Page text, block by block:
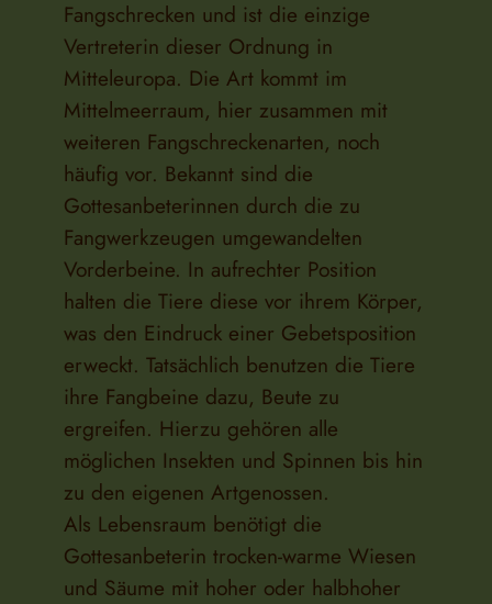
Fangschrecken und ist die einzige
Vertreterin dieser Ordnung in
Mitteleuropa. Die Art kommt im
Mittelmeerraum, hier zusammen mit
weiteren Fangschreckenarten, noch
häufig vor. Bekannt sind die
Gottesanbeterinnen durch die zu
Fangwerkzeugen umgewandelten
Vorderbeine. In aufrechter Position
halten die Tiere diese vor ihrem Körper,
was den Eindruck einer Gebetsposition
erweckt. Tatsächlich benutzen die Tiere
ihre Fangbeine dazu, Beute zu
ergreifen. Hierzu gehören alle
möglichen Insekten und Spinnen bis hin
zu den eigenen Artgenossen.
Als Lebensraum benötigt die
Gottesanbeterin trocken-warme Wiesen
und Säume mit hoher oder halbhoher